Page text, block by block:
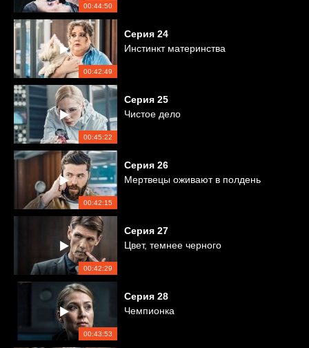
00:44:50
00:42:49
Серия 24
Инстинкт материнства
00:45:22
Серия 25
Чистое дело
00:42:15
Серия 26
Мертвецы оживают в полдень
00:42:29
Серия 27
Цвет, темнее черного
00:43:53
Серия 28
Чемпионка